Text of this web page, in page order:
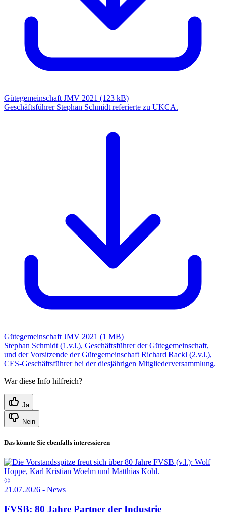
Gütegemeinschaft JMV 2021 (123 kB)
Geschäftsführer Stephan Schmidt referierte zu UKCA.
Gütegemeinschaft JMV 2021 (1 MB)
Stephan Schmidt (1.v.l.), Geschäftsführer der Gütegemeinschaft,
und der Vorsitzende der Gütegemeinschaft Richard Rackl (2.v.l.),
CES-Geschäftsführer bei der diesjährigen Mitgliederversammlung.
War diese Info hilfreich?
Ja
Nein
Das könnte Sie ebenfalls interessieren
©
21.07.2026 - News
FVSB: 80 Jahre Partner der Industrie